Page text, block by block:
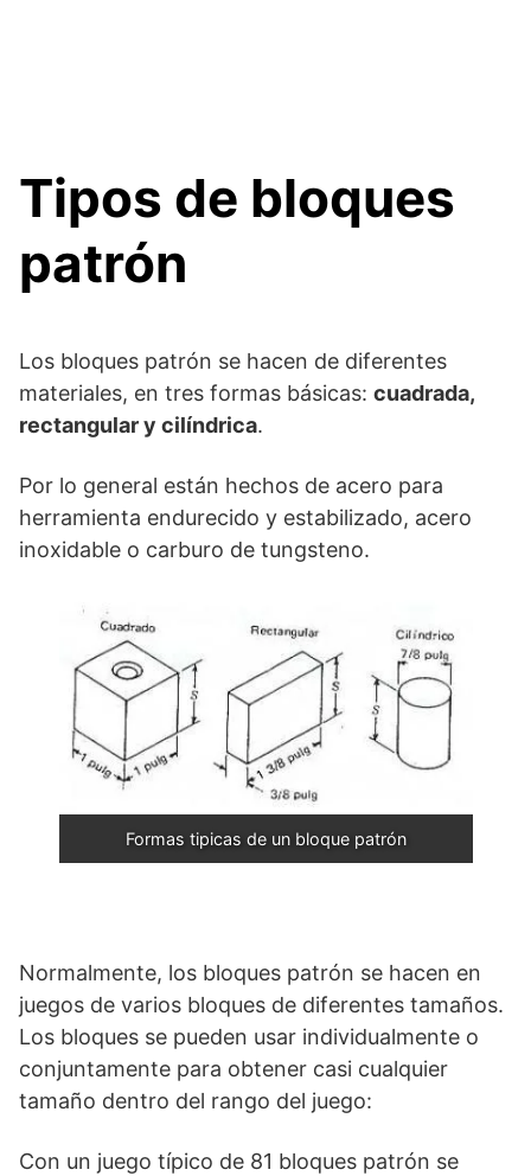
Tipos de bloques
patrón
Los bloques patrón se hacen de diferentes
materiales, en tres formas básicas: cuadrada,
rectangular y cilíndrica.
Por lo general están hechos de acero para
herramienta endurecido y estabilizado, acero
inoxidable o carburo de tungsteno.
Formas tipicas de un bloque patrón
Normalmente, los bloques patrón se hacen en
juegos de varios bloques de diferentes tamaños.
Los bloques se pueden usar individualmente o
conjuntamente para obtener casi cualquier
tamaño dentro del rango del juego:
Con un juego típico de 81 bloques patrón se